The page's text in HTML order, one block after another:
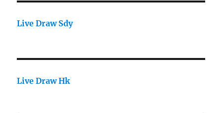
Live Draw Sdy
Live Draw Hk